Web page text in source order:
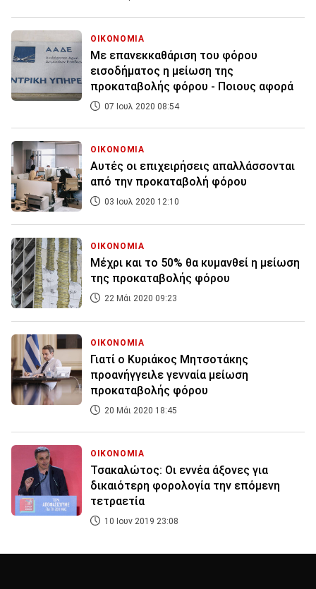
ΟΙΚΟΝΟΜΙΑ
Με επανεκκαθάριση του φόρου
εισοδήματος η μείωση της
προκαταβολής φόρου - Ποιους αφορά
07 Ιουλ 2020 08:54
ΟΙΚΟΝΟΜΙΑ
Αυτές οι επιχειρήσεις απαλλάσσονται
από την προκαταβολή φόρου
03 Ιουλ 2020 12:10
ΟΙΚΟΝΟΜΙΑ
Μέχρι και το 50% θα κυμανθεί η μείωση
της προκαταβολής φόρου
22 Μάι 2020 09:23
ΟΙΚΟΝΟΜΙΑ
Γιατί ο Κυριάκος Μητσοτάκης
προανήγγειλε γενναία μείωση
προκαταβολής φόρου
20 Μάι 2020 18:45
ΟΙΚΟΝΟΜΙΑ
Τσακαλώτος: Οι εννέα άξονες για
δικαιότερη φορολογία την επόμενη
τετραετία
10 Ιουν 2019 23:08